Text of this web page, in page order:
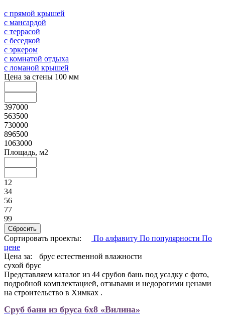
с прямой крышей
с мансардой
с террасой
с беседкой
с эркером
с комнатой отдыха
с ломаной крышей
Цена за стены 100 мм
397000
563500
730000
896500
1063000
Площадь, м2
12
34
56
77
99
Сортировать проекты: По алфавиту По популярности По
цене
Цена за:
брус естественной влажности
сухой брус
Представляем каталог из 44 срубов бань под усадку с фото,
подробной комплектацией, отзывами и недорогими ценами
на строительство в Химках .
Сруб бани из бруса 6х8 «Вилина»